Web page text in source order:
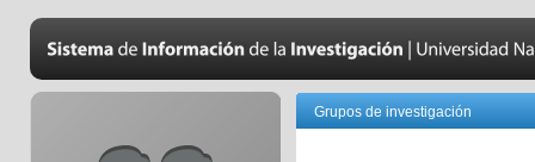
Grupos de investigación